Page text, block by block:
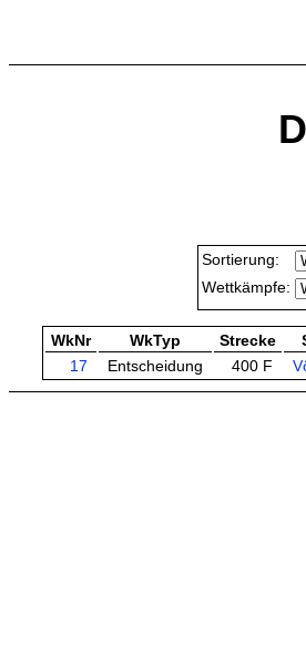
Sortierung:
Wettkämpfe:
WkNr WkTyp Strecke
17
Entscheidung 400 F